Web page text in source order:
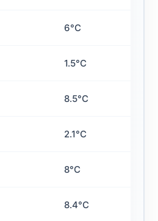
6°C
1.5°C
8.5°C
2.1°C
8°C
8.4°C